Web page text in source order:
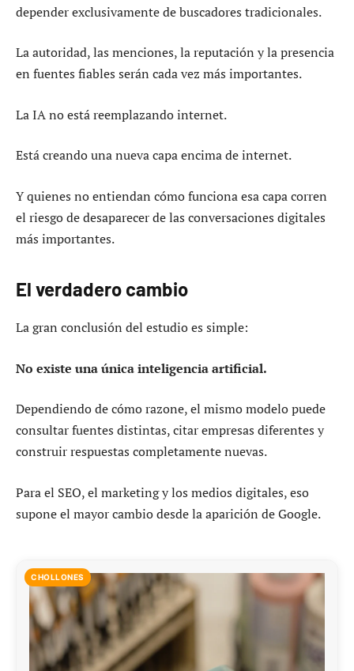
depender exclusivamente de buscadores tradicionales.
La autoridad, las menciones, la reputación y la presencia
en fuentes fiables serán cada vez más importantes.
La IA no está reemplazando internet.
Está creando una nueva capa encima de internet.
Y quienes no entiendan cómo funciona esa capa corren
el riesgo de desaparecer de las conversaciones digitales
más importantes.
El verdadero cambio
La gran conclusión del estudio es simple:
No existe una única inteligencia artificial.
Dependiendo de cómo razone, el mismo modelo puede
consultar fuentes distintas, citar empresas diferentes y
construir respuestas completamente nuevas.
Para el SEO, el marketing y los medios digitales, eso
supone el mayor cambio desde la aparición de Google.
CHOLLONES